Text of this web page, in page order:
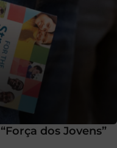
dos Jovens”